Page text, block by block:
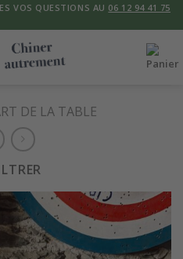
VOS QUESTIONS AU 06 12 94 41 75
DE LA TABLE